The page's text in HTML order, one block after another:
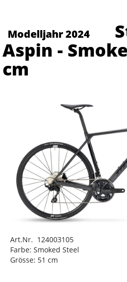
Modelljahr 2024
Aspin -
cm
Art.Nr. 124003105
Farbe: Smoked Steel
Grösse: 51 cm